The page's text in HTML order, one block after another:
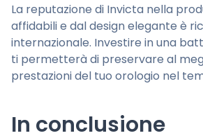
La reputazione di Invicta nella
affidabili e dal design elegante è
internazionale. Investire in una
ti permetterà di preservare al
prestazioni del tuo orologio nel
In conclusione